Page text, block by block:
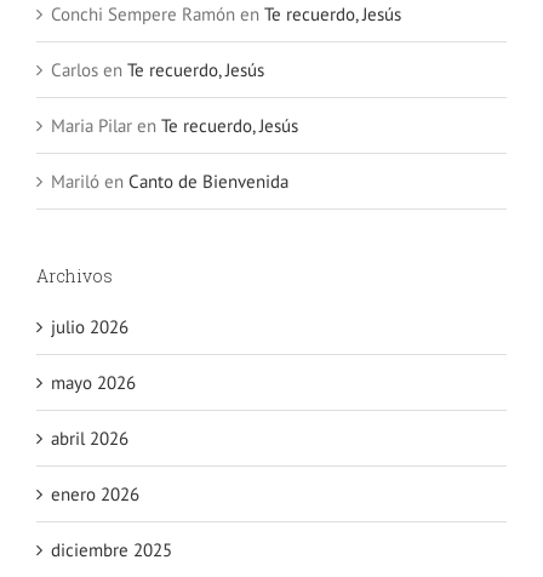
Conchi Sempere Ramón en Te recuerdo, Jesús
Carlos en Te recuerdo, Jesús
Maria Pilar en Te recuerdo, Jesús
Mariló en Canto de Bienvenida
Archivos
julio 2026
mayo 2026
abril 2026
enero 2026
diciembre 2025